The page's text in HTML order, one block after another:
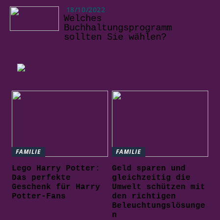
18/10/2022
Welches
Buchhaltungsprogramm
sollten Sie wählen?
FAMILIE
Lego Harry Potter:
Das perfekte
Geschenk für Harry
Potter-Fans
FAMILIE
Geld sparen und
gleichzeitig die
Umwelt schützen mit
den richtigen
Beleuchtungslösunge
n